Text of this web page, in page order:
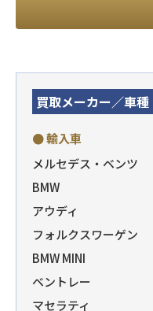
買取メーカー／車種
● 輸入車
メルセデス・ベンツ
BMW
アウディ
フォルクスワーゲン
BMW MINI
ベントレー
マセラティ